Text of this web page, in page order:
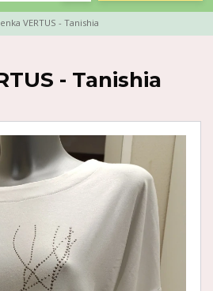
VERTUS - Tanishia
- Tanishia